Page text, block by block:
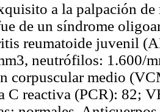
a la palpación
de un síndrome
reumatoide juvenil
neutrófilos: 1.600/
corpuscular medio
C reactiva (PCR): 82;